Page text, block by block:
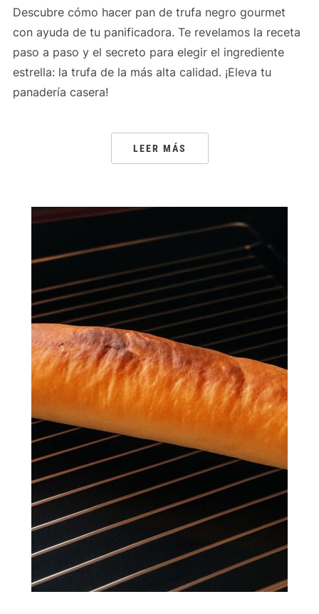
Descubre cómo hacer pan de trufa negro gourmet
con ayuda de tu panificadora. Te revelamos la receta
paso a paso y el secreto para elegir el ingrediente
estrella: la trufa de la más alta calidad. ¡Eleva tu
panadería casera!
LEER MÁS